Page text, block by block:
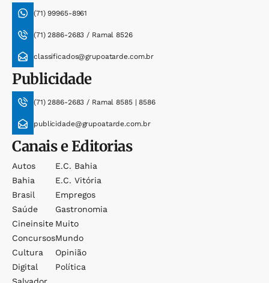
(71) 99965-8961
(71) 2886-2683 / Ramal 8526
classificados@grupoatarde.com.br
Publicidade
(71) 2886-2683 / Ramal 8585 | 8586
publicidade@grupoatarde.com.br
Canais e Editorias
Autos
Bahia
Brasil
Saúde
Cineinsite
Concursos
Cultura
Digital
E.c. Bahia
E.c. Vitória
Empregos
Gastronomia
Muito
Mundo
Opinião
Política